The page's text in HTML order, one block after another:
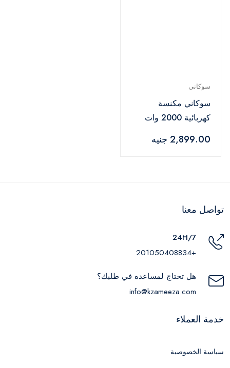
سوكاني
سوكاني مكنسة
كهربائية 2000 وات
2,899.00 جنيه
تواصل معنا
24H/7
+201050408834
هل تحتاج لمساعده في طلبك؟
info@kzameeza.com
خدمة العملاء
سياسة الخصوصية